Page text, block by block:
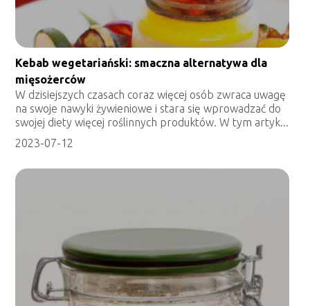
Kebab wegetariański: smaczna alternatywa dla
mięsożerców
W dzisiejszych czasach coraz więcej osób zwraca uwagę
na swoje nawyki żywieniowe i stara się wprowadzać do
swojej diety więcej roślinnych produktów. W tym artyk...
2023-07-12